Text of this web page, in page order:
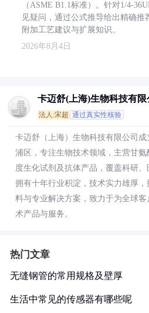
（ASME B1.1标准）。针对1/4-
见疑问，通过公式推导给出精确推
附加工艺建议与扩展知识。
2026年8月4日
卡迈舒(上海)生物科技有限
法人:宋超 通过真实性核验
卡迈舒（上海）生物科技有限公司
浦区，专注生物技术领域，主营甘
度生化试剂及抗体产品，覆盖科研、
拥有十年行业积淀，技术实力雄厚
料与专业解决方案，致力于为全球
术产品与服务。
热门文章
无缝钢管的常用规格及壁厚
生活中常见的传感器有哪些呢